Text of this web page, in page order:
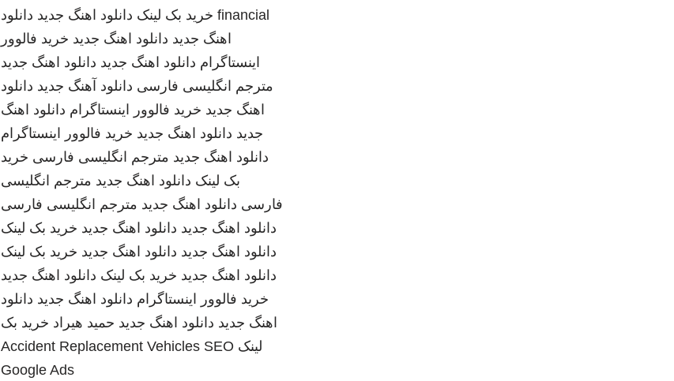
financial خرید بک لینک دانلود اهنگ جدید دانلود
اهنگ جدید دانلود اهنگ جدید خرید فالوور
اینستاگرام دانلود اهنگ جدید دانلود اهنگ جدید
مترجم انگلیسی فارسی دانلود آهنگ جدید دانلود
اهنگ جدید خرید فالوور اینستاگرام دانلود اهنگ
جدید دانلود اهنگ جدید خرید فالوور اینستاگرام
دانلود اهنگ جدید مترجم انگلیسی فارسی خرید
بک لینک دانلود اهنگ جدید مترجم انگلیسی
فارسی دانلود اهنگ جدید مترجم انگلیسی فارسی
دانلود اهنگ جدید دانلود اهنگ جدید خرید بک لینک
دانلود اهنگ جدید دانلود اهنگ جدید خرید بک لینک
دانلود اهنگ جدید خرید بک لینک دانلود اهنگ جدید
خرید فالوور اینستاگرام دانلود اهنگ جدید دانلود
اهنگ جدید دانلود اهنگ جدید حمید هیراد خرید بک
لینک
Accident Replacement Vehicles SEO
Google Ads